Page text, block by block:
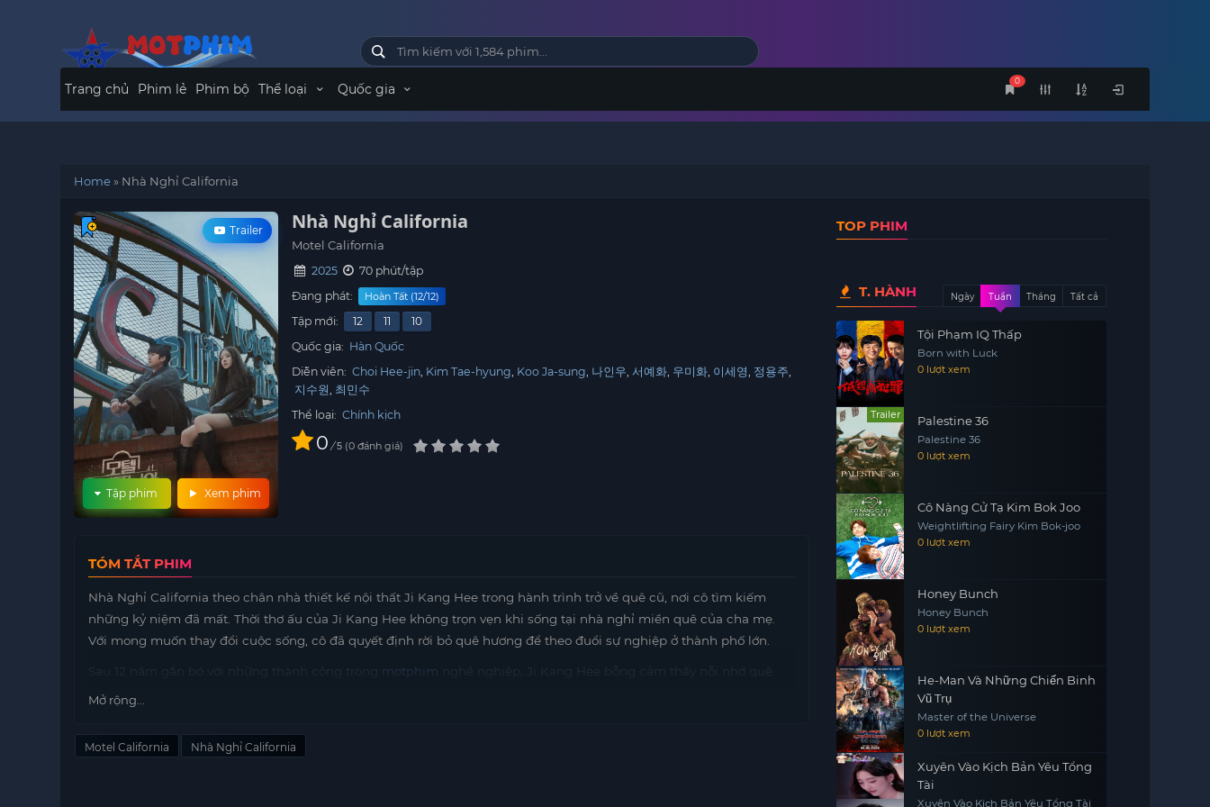
0
Trang chủ Phim lẻ Phim bộ Thể loại Quốc gia
Home» Nhà Nghỉ California
Trailer
Xem phim
Tập phim
Nhà Nghỉ California
Motel California
2025
70 phút/tập
Đang phát:
Hoàn Tất (12/12)
Tập mới: 12 11
10
Quốc gia: Hàn Quốc
Diễn viên: Choi Hee-jin Kim Tae-hyung Koo Ja-sung 나인우 서예화 우미화 이세영 정용주
지수원 최민수
Thể loại: Chính kịch
0 / 5 0 đánh giá
TÓM TẮT PHIM
Nhà Nghỉ California theo chân nhà thiết kế nội thất Ji Kang Hee trong hành trình trở về quê cũ, nơi cô tìm kiếm
những kỷ niệm đã mất. Thời thơ ấu của Ji Kang Hee không trọn vẹn khi sống tại nhà nghỉ miền quê của cha mẹ.
Với mong muốn thay đổi cuộc sống, cô đã quyết định rời bỏ quê hương để theo đuổi sự nghiệp ở thành phố lớn.
motphim
hương trỗi dậy. Cô quyết định từ bỏ mọi thứ để trở về nơi đã gắn bó với những kỷ niệm đẹp và đau thương. Tại đây,
qua.
Mở rộng...
Motel California Nhà Nghỉ California
TOP PHIM
T. HÀNH Ngày Tuần Tháng Tất cả
Tội Phạm IQ Thấp
Born with Luck
0 lượt xem
Trailer Palestine 36
Palestine 36
0 lượt xem
Cô Nàng Cử Tạ Kim Bok Joo
Weightlifting Fairy Kim Bok-joo
0 lượt xem
Honey Bunch
Honey Bunch
0 lượt xem
He-Man Và Những Chiến Binh
Vũ Trụ
Master of the Universe
0 lượt xem
Xuyên Vào Kịch Bản Yêu Tổng
Tài
Xuyên Vào Kịch Bản Yêu Tổng Tài